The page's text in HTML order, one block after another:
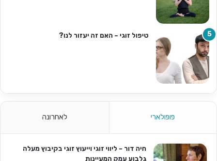
טיפול זוגי – האם זה יעזור לנו?
פופולארי לאחרונה
חיה דור – ליווי זוגי וייעוץ זוגי בקיבוץ מעלה
גלבוע עמק המעיינות